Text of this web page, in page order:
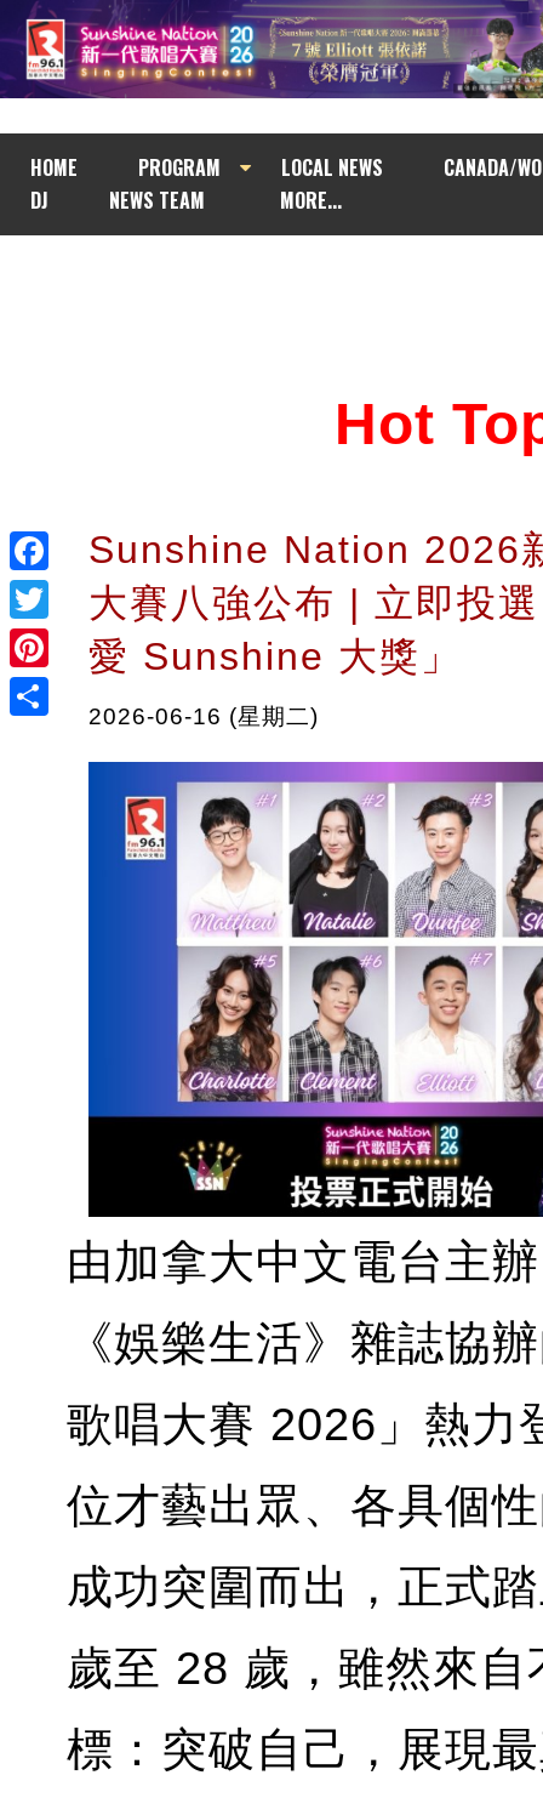
HOME PROGRAM LOCAL NEWS
CANADA/
DJ
NEWS TEAM MORE...
Facebook
Twitter
Pinterest
Hot
Sunshine Nation 2026
大賽八強公布 | 立即投
愛 Sunshine 大獎」
2026-06-16 (星期二)
由加拿大中文電台主
《娛樂生活》雜誌協
歌唱大賽 2026」熱力
位才藝出眾、各具個
成功突圍而出，正式
歲至 28 歲，雖然來
標：突破自己，展現